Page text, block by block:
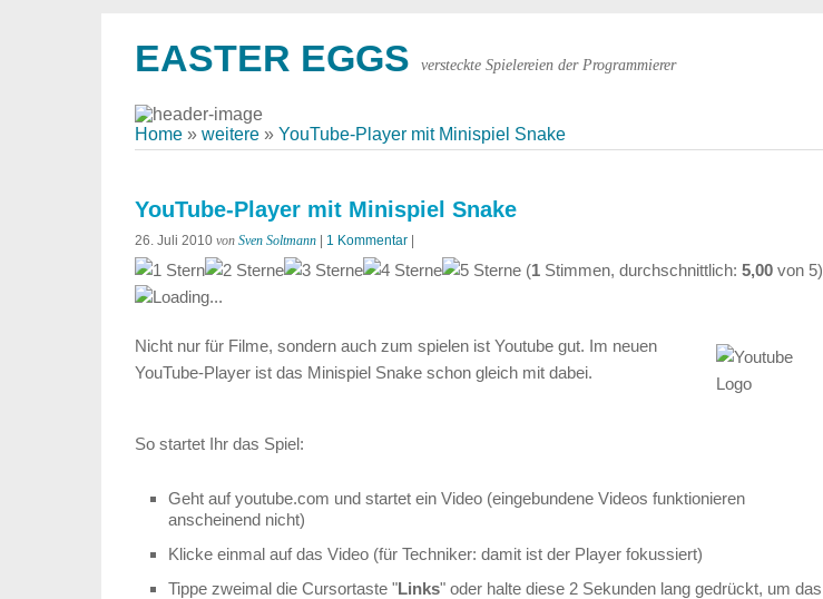
EASTER EGGS versteckte Spielereien der Programmierer
Home » weitere » YouTube-Player mit Minispiel Snake
YouTube-Player mit Minispiel Snake
26. Juli 2010 von Sven Soltmann 1 Kommentar
(1 Stimmen, durchschnittlich: 5,00 von 5)
Loading...
Nicht nur für Filme, sondern auch zum spielen ist Youtube gut. Im neuen
YouTube-Player ist das Minispiel Snake schon gleich mit dabei.
So startet Ihr das Spiel:
Geht auf youtube.com und startet ein Video (eingebundene Videos funktionieren
anscheinend nicht)
Klicke einmal auf das Video (für Techniker: damit ist der Player fokussiert)
Tippe zweimal die Cursortaste "Links" oder halte diese 2 Sekunden lang gedrückt, um das